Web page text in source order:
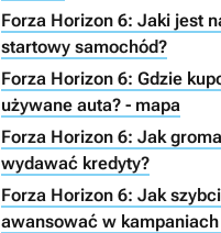
Forza Horizon 6: Jaki jest
startowy samochód?
Forza Horizon 6: Gdzie
używane auta? - mapa
Forza Horizon 6: Jak
wydawać kredyty?
Forza Horizon 6: Jak
awansować w